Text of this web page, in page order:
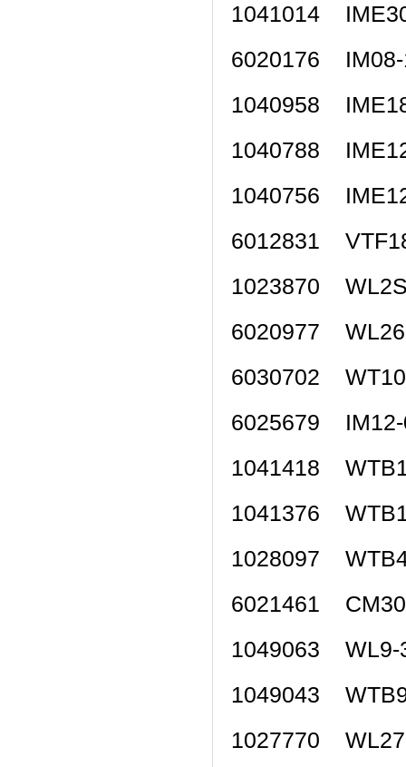
1041014
6020176
1040958
1040788
1040756
6012831
1023870
6020977
6030702
6025679
1041418
1041376
1028097
6021461
1049063
1049043
1027770